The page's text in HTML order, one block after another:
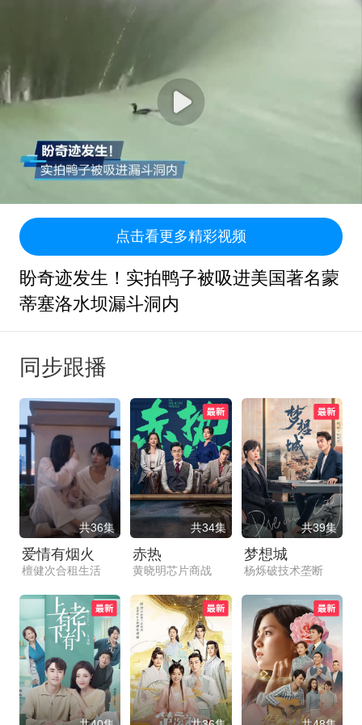
点击看更多精彩视频
盼奇迹发生！实拍鸭子被吸进美国著名蒙
蒂塞洛水坝漏斗洞内
同步跟播
共36集
爱情有烟火
檀健次合租生活
共34集
赤热
黄晓明芯片商战
共39集
梦想城
杨烁破技术垄断